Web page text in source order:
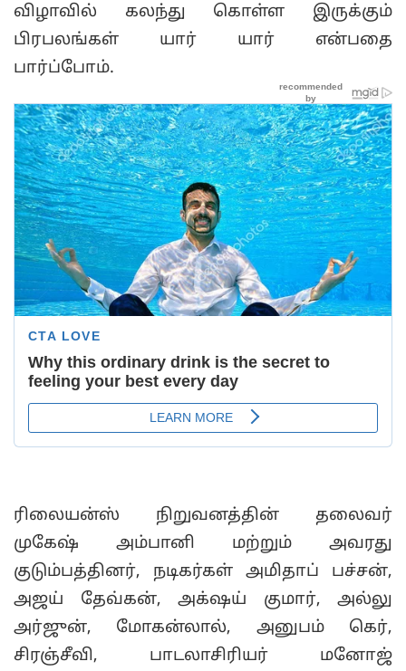
விழாவில் கலந்து கொள்ள இருக்கும்
பிரபலங்கள் யார் யார் என்பதை
பார்ப்போம்.
ரிலையன்ஸ் நிறுவனத்தின் தலைவர்
முகேஷ் அம்பானி மற்றும் அவரது
குடும்பத்தினர், நடிகர்கள் அமிதாப் பச்சன்,
அஜய் தேவ்கன், அக்‌ஷய் குமார், அல்லு
அர்ஜுன், மோகன்லால், அனுபம் கெர்,
சிரஞ்சீவி, பாடலாசிரியர் மனோஜ்